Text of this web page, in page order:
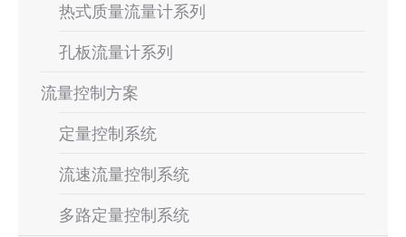
热式质量流量计系列
孔板流量计系列
流量控制方案
定量控制系统
流速流量控制系统
多路定量控制系统